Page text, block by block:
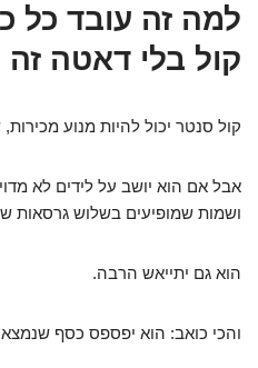
למה זה עובד כל
קול בלי דאטה
קול סנטר יכול להיות מנוע מכירות,
אבל אם הוא יושב על לידים לא
ושמות שמופיעים בשלוש גרסאות
הוא גם יתייאש הרבה.
והכי כואב: הוא יפספס כסף